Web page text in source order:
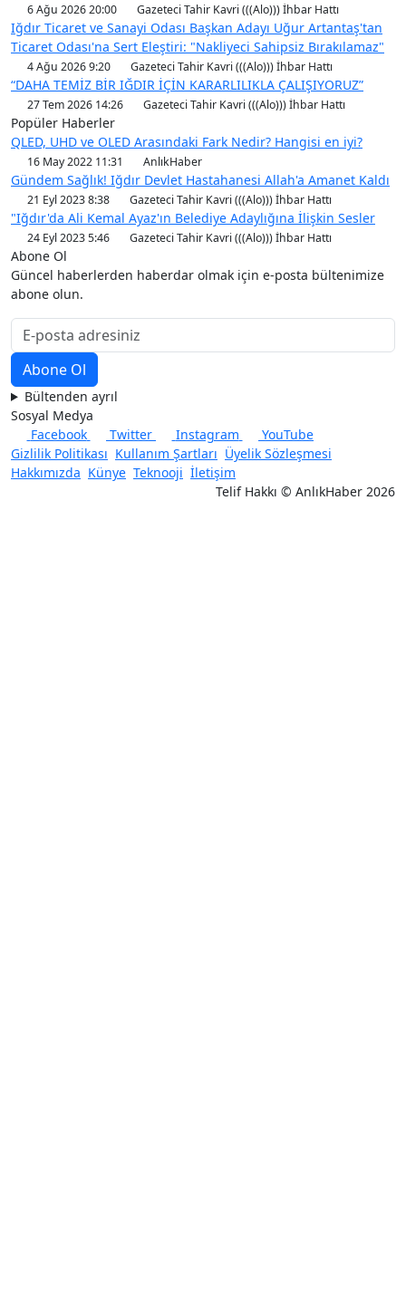
6 Ağu 2026 20:00 Gazeteci Tahir Kavri (((Alo))) İhbar Hattı
Iğdır Ticaret ve Sanayi Odası Başkan Adayı Uğur Artantaş'tan
Ticaret Odası'na Sert Eleştiri: "Nakliyeci Sahipsiz Bırakılamaz"
4 Ağu 2026 9:20 Gazeteci Tahir Kavri (((Alo))) İhbar Hattı
“DAHA TEMİZ BİR IĞDIR İÇİN KARARLILIKLA ÇALIŞIYORUZ”
27 Tem 2026 14:26 Gazeteci Tahir Kavri (((Alo))) İhbar Hattı
Popüler Haberler
QLED, UHD ve OLED Arasındaki Fark Nedir? Hangisi en iyi?
16 May 2022 11:31 AnlıkHaber
Gündem Sağlık! Iğdır Devlet Hastahanesi Allah'a Amanet Kaldı
21 Eyl 2023 8:38 Gazeteci Tahir Kavri (((Alo))) İhbar Hattı
"Iğdır'da Ali Kemal Ayaz'ın Belediye Adaylığına İlişkin Sesler
24 Eyl 2023 5:46 Gazeteci Tahir Kavri (((Alo))) İhbar Hattı
Abone Ol
Güncel haberlerden haberdar olmak için e-posta bültenimize
abone olun.
Bültenden ayrıl
Sosyal Medya
Facebook
Twitter Instagram
YouTube
Gizlilik Politikası Kullanım Şartları Üyelik Sözleşmesi
Hakkımızda Künye Teknooji İletişim
Telif Hakkı © AnlıkHaber 2026